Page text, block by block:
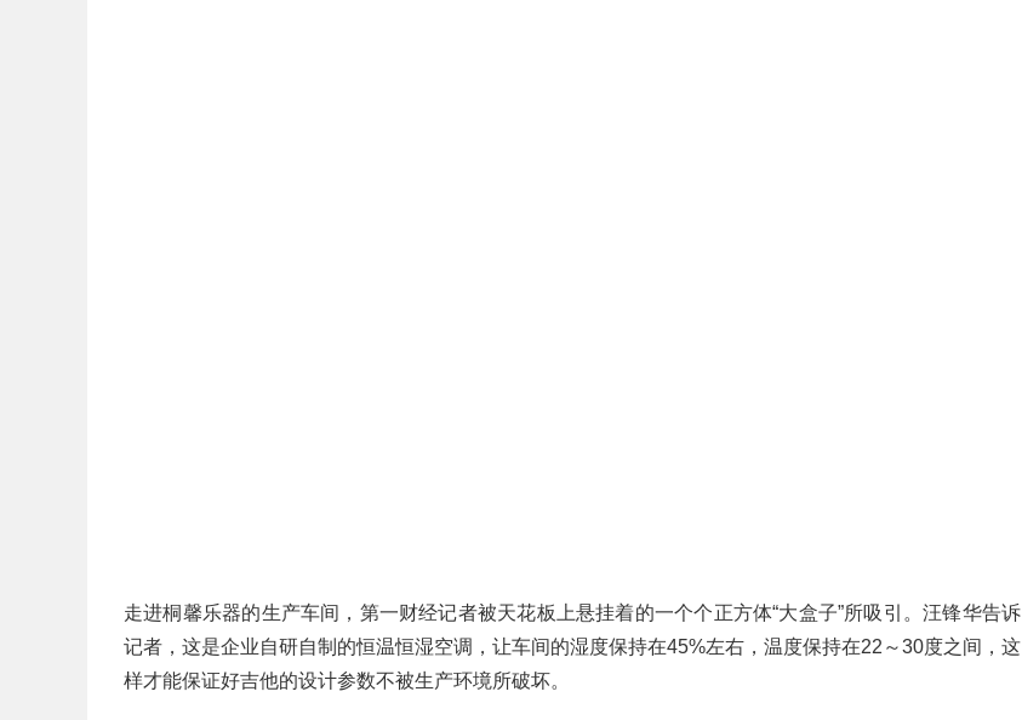
走进桐馨乐器的生产车间，第一财经记者被天花板上悬挂着的一个个正方体“大盒子”所吸引。汪锋华告诉
记者，这是企业自研自制的恒温恒湿空调，让车间的湿度保持在45%左右，温度保持在22～30度之间，这
样才能保证好吉他的设计参数不被生产环境所破坏。